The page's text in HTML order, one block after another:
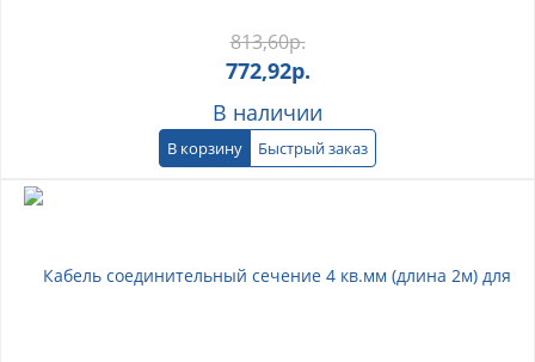
813,60р.
772,92р.
В наличии
В корзину Быстрый заказ